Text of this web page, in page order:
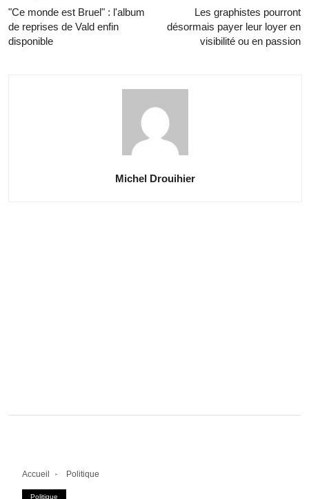
"Ce monde est Bruel" : l'album
de reprises de Vald enfin
disponible
Les graphistes pourront
désormais payer leur loyer en
visibilité ou en passion
Michel Drouihier